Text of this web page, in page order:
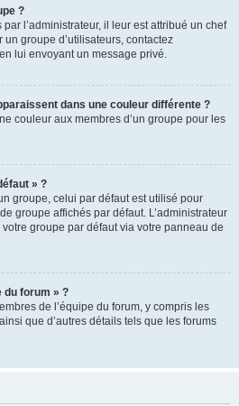
?
l’administrateur, il leur est attribué un chef
groupe d’utilisateurs, contactez
lui envoyant un message privé.
dans une couleur différente ?
couleur aux membres d’un groupe pour les
» ?
groupe, celui par défaut est utilisé pour
groupe affichés par défaut. L’administrateur
groupe par défaut via votre panneau de
du forum » ?
de l’équipe du forum, y compris les
que d’autres détails tels que les forums